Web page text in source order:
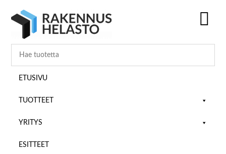
pääsisältöön
ensisijaiseen
alatunnisteeseen
ETUSIVU
TUOTTEET
YRITYS
ESITTEET